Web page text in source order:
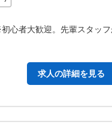
者大歓迎。先輩スタッ
求人の詳細を見る